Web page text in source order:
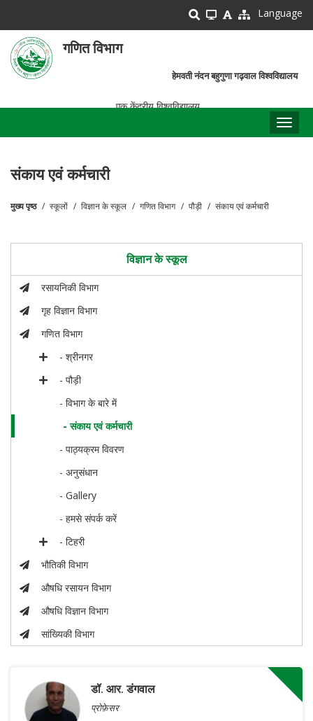
main
content
Language
गणित विभाग
हेमवती नंदन बहुगुणा गढ़वाल विश्वविद्यालय
एक केंद्रीय विश्वविद्यालय
संकाय एवं कर्मचारी
मुख्य पृष्ठ स्कूलों विज्ञान के स्कूल गणित विभाग पौड़ी संकाय एवं कर्मचारी
विज्ञान के स्कूल
रसायनिकी विभाग
गृह विज्ञान विभाग
गणित विभाग
- श्रीनगर
- पौड़ी
- विभाग के बारे में
- संकाय एवं कर्मचारी
- पाठ्यक्रम विवरण
- अनुसंधान
- Gallery
- हमसे संपर्क करें
- टिहरी
भौतिकी विभाग
औषधि रसायन विभाग
औषधि विज्ञान विभाग
सांख्यिकी विभाग
डॉ. आर. डंगवाल
प्रोफ़ेसर